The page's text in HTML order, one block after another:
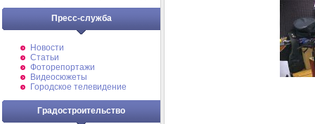
Пресс-служба
Новости
Статьи
Фоторепортажи
Видеосюжеты
Городское телевидение
Градостроительство